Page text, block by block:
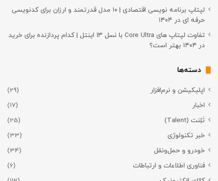
لپتاپ برنامه نویسی اقتصادی | ۱۰ مدل قدرتمند و ارزان برای کدنویسی
حرفه ای در ۱۴۰۴
تفاوت لپتاپ های Core Ultra با نسل ۱۳ اینتل | کدام پردازنده برای خرید
در ۱۴۰۴ بهتر است؟
دسته‌ها
اپلیکیشن و نرم‌افزار
(29)
اخبار
(17)
تَلِنت (Talent)
(25)
خبر تکنولوژی
(33)
خودرو و حمل‌و‌نقل
(34)
فناوری اطلاعات و ارتباطات
(6)